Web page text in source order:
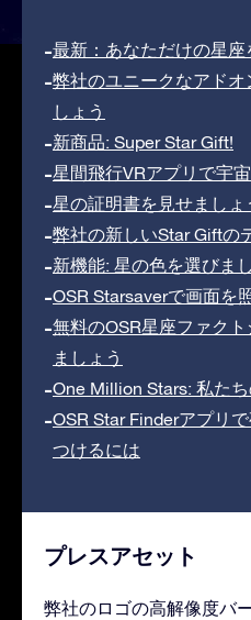
最新：あなただけの星座
弊社のユニークなアドオ
しょう
新商品: Super Star Gift!
星間飛行VRアプリで宇
星の証明書を見せましょ
弊社の新しいStar Giftの
新機能: 星の色を選びま
OSR Starsaverで画面を
無料のOSR星座ファク
ましょう
One Million Stars: 私た
OSR Star Finderアプリ
つけるには
プレスアセット
弊社のロゴの高解像度バ